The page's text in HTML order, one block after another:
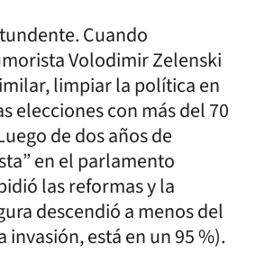
Cuando
Volodimir Zelenski
limpiar la política en
elecciones con más del 70
de dos años de
en el parlamento
las reformas y la
descendió a menos del
invasión, está en un 95 %).